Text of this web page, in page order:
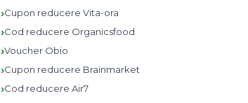
›Cupon reducere Vita-ora
›Cod reducere Organicsfood
›Voucher Obio
›Cupon reducere Brainmarket
›Cod reducere Air7